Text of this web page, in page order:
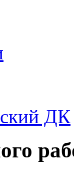
ДК